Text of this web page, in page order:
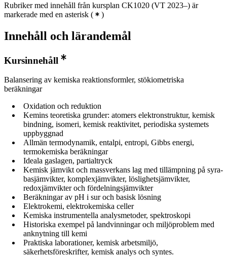
Rubriker med innehåll från kursplan CK1020 (VT 2023–) är
markerade med en asterisk ( )
Innehåll och lärandemål
Kursinnehåll
Balansering av kemiska reaktionsformler, stökiometriska
beräkningar
Oxidation och reduktion
Kemins teoretiska grunder: atomers elektronstruktur, kemisk
bindning, isomeri, kemisk reaktivitet, periodiska systemets
uppbyggnad
Allmän termodynamik, entalpi, entropi, Gibbs energi,
termokemiska beräkningar
Ideala gaslagen, partialtryck
Kemisk jämvikt och massverkans lag med tillämpning på syra-
basjämvikter, komplexjämvikter, löslighetsjämvikter,
redoxjämvikter och fördelningsjämvikter
Beräkningar av pH i sur och basisk lösning
Elektrokemi, elektrokemiska celler
Kemiska instrumentella analysmetoder, spektroskopi
Historiska exempel på landvinningar och miljöproblem med
anknytning till kemi
Praktiska laborationer, kemisk arbetsmiljö,
säkerhetsföreskrifter, kemisk analys och syntes.